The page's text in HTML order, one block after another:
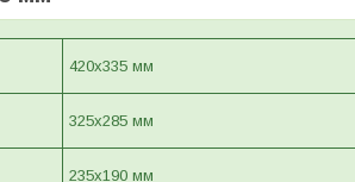
420х335 мм
325х285 мм
235х190 мм